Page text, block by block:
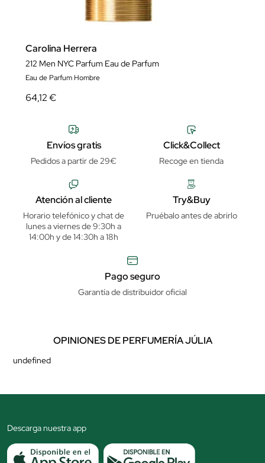
Carolina Herrera
212 Men NYC Parfum Eau de Parfum
Eau de Parfum Hombre
64,12 €
Envíos gratis
Pedidos a partir de 29€
Click&Collect
Recoge en tienda
Atención al cliente
Horario telefónico y chat de
lunes a viernes de 9:30h a
14:00h y de 14:30h a 18h
Try&Buy
Pruébalo antes de abrirlo
Pago seguro
Garantía de distribuidor oficial
OPINIONES DE PERFUMERÍA JÚLIA
undefined
Descarga nuestra app